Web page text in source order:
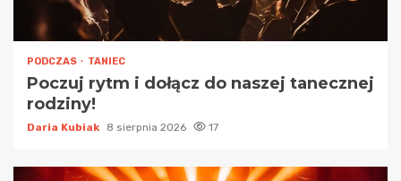
PODCZAS TANIEC
Poczuj rytm i dołącz do naszej tanecznej
rodziny!
Daria Kubiak 8 sierpnia 2026 17